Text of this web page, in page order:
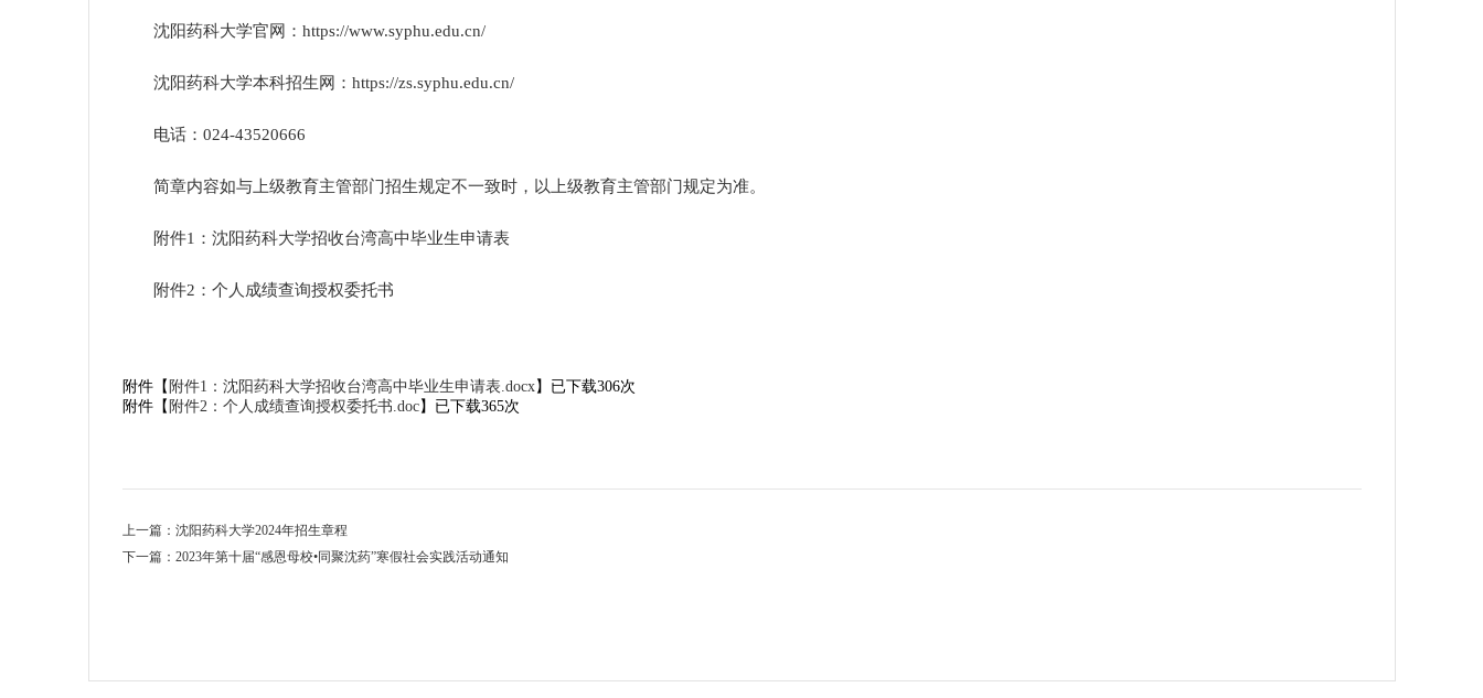
沈阳药科大学官网： https://www.syphu.edu.cn/
沈阳药科大学本科招生网： https://zs.syphu.edu.cn/
电话： 024-43520666
简章内容如与上级教育主管部门招生规定不一致时，以上级教育主管部门规定为准。
附件1：沈阳药科大学招收台湾高中毕业生申请表
附件2：个人成绩查询授权委托书
附件【 附件1：沈阳药科大学招收台湾高中毕业生申请表.docx】已下载306次
附件【 附件2：个人成绩查询授权委托书.doc】已下载365次
上一篇：沈阳药科大学2024年招生章程
下一篇：2023年第十届“感恩母校•同聚沈药”寒假社会实践活动通知